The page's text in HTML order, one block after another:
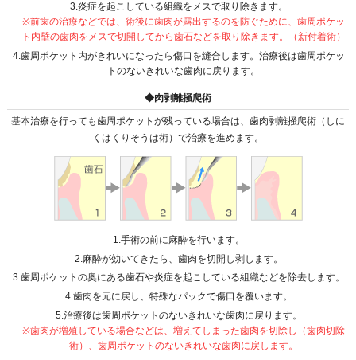
3.炎症を起こしている組織をメスで取り除きます。
※前歯の治療などでは、術後に歯肉が露出するのを防ぐために、歯周ポケッ
ト内壁の歯肉をメスで切開してから歯石などを取り除きます。（新付着術）
4.歯周ポケット内がきれいになったら傷口を縫合します。治療後は歯周ポケッ
トのないきれいな歯肉に戻ります。
◆肉剥離掻爬術
基本治療を行っても歯周ポケットが残っている場合は、歯肉剥離掻爬術（しに
くはくりそうは術）で治療を進めます。
1.手術の前に麻酔を行います。
2.麻酔が効いてきたら、歯肉を切開し剥します。
3.歯周ポケットの奥にある歯石や炎症を起こしている組織などを除去します。
4.歯肉を元に戻し、特殊なパックで傷口を覆います。
5.治療後は歯周ポケットのないきれいな歯肉に戻ります。
※歯肉が増殖している場合などは、増えてしまった歯肉を切除し（歯肉切除
術）、歯周ポケットのないきれいな歯肉に戻します。